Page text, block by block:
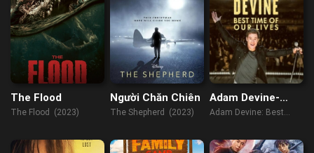
The Flood
The Flood (2023)
Người Chăn Chiên
The Shepherd (2023)
Adam Devine-
Khoảnh Khắc
Adam Devine: Best
(2019)